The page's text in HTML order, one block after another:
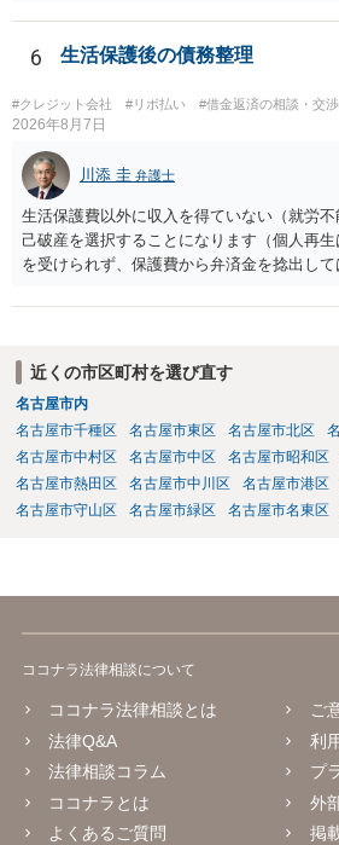
か）が不明です。仮に特定継続的役務提供
クーリング・オフができない場合でも中途
も含めて、最寄りの消費生活センターで詳
いただいた方がよいでしょう。
6 生活保護後の債務整理
#クレジット会社 #リボ払い #借金返済の相談・交渉
2026年8月7日
川添 圭 弁護士
生活保護費以外に収入を得ていない（就労
己破産を選択することになります（個人再
を受けられず、保護費から弁済金を捻出し
士費用は法テラスが負担し、裁判所の予納
近くの市区町村を選び直す
名古屋市内
名古屋市千種区
名古屋市東区 名古屋市北区
名古屋市中村区
名古屋市中区 名古屋市昭和区
名古屋市熱田区
名古屋市中川区 名古屋市港区
名古屋市守山区
名古屋市緑区 名古屋市名東区
ココナラ法律相談について
ココナラ法律相談とは
法律Q&A
法律相談コラム
ココナラとは
よくあるご質問
ご
利
プ
外
掲